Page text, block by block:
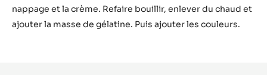
nappage et la crème. Refaire bouillir, enlever du chaud et
ajouter la masse de gélatine. Puis ajouter les couleurs.